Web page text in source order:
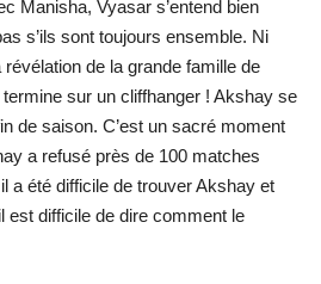
Manisha, Vyasar s’entend bien
s’ils sont toujours ensemble. Ni
de la grande famille de
sur un cliffhanger ! Akshay se
de saison. C’est un sacré moment
a refusé près de 100 matches
a été difficile de trouver Akshay et
est difficile de dire comment le